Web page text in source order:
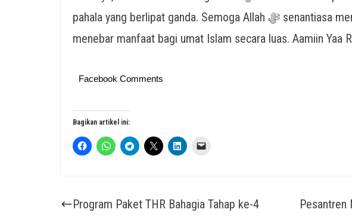
pahala yang berlipat ganda. Semoga Allah ﷻ senantiasa menjaga keikhlasan kita dalam
menebar manfaat bagi umat Islam secara luas. Aamiin Yaa
Facebook Comments
Bagikan artikel ini:
Program Paket THR Bahagia Tahap ke-4
Pesantren